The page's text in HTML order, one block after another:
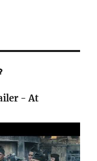
- At